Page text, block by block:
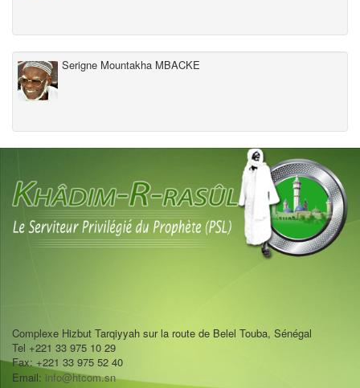
Serigne Mountakha MBACKE
Complexe Hizbut Tarqiyyah sur la route de Belel Touba, Sénégal
Tel +221 33 975 10 29
Fax: +221 33 975 52 40
Email: info@htcom.sn